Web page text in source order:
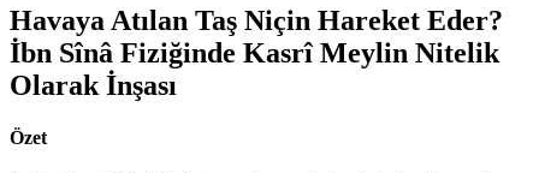
Havaya Atılan Taş Niçin Hareket Eder?
İbn Sînâ Fiziğinde Kasrî Meylin Nitelik
Olarak İnşası
Özet